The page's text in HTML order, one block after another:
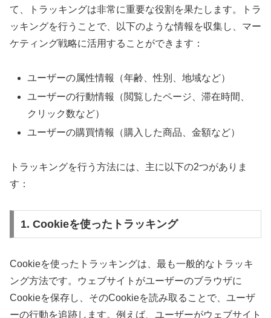
て、トラッキングは非常に重要な役割を果たします。トラ
ッキングを行うことで、以下のような情報を収集し、マー
ケティング戦略に活用することができます：
ユーザーの属性情報（年齢、性別、地域など）
ユーザーの行動情報（閲覧したページ、滞在時間、
クリック数など）
ユーザーの購買情報（購入した商品、金額など）
トラッキングを行う方法には、主に以下の2つがありま
す：
1. Cookieを使ったトラッキング
Cookieを使ったトラッキングは、最も一般的なトラッキ
ング方法です。ウェブサイトがユーザーのブラウザに
Cookieを保存し、そのCookieを読み取ることで、ユーザ
ーの行動を追跡します。例えば、ユーザーがウェブサイト